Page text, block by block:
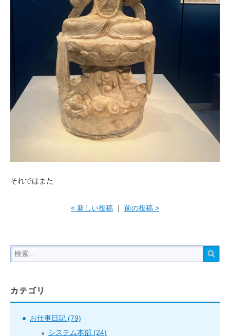
それではまた
< 新しい投稿 ｜ 前の投稿 >
カテゴリ
お仕事日記 (79)
システム本部 (24)